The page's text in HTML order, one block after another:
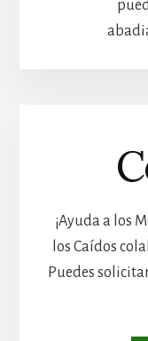
¡Ayuda a los
los Caídos
Puedes